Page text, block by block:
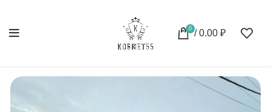
0 / 0.00 ₽